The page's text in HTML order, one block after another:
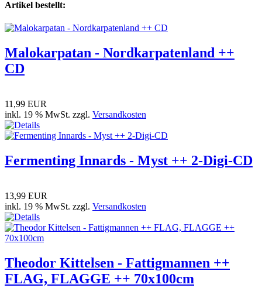
Artikel bestellt:
Malokarpatan - Nordkarpatenland ++
CD
11,99 EUR
inkl. 19 % MwSt. zzgl. Versandkosten
Fermenting Innards - Myst ++ 2-Digi-CD
13,99 EUR
inkl. 19 % MwSt. zzgl. Versandkosten
Theodor Kittelsen - Fattigmannen ++
FLAG, FLAGGE ++ 70x100cm